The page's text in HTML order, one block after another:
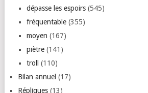
dépasse les espoirs(545)
fréquentable(355)
moyen (167)
piètre(141)
troll
(110)
Bilan annuel (17)
Répliques(13)